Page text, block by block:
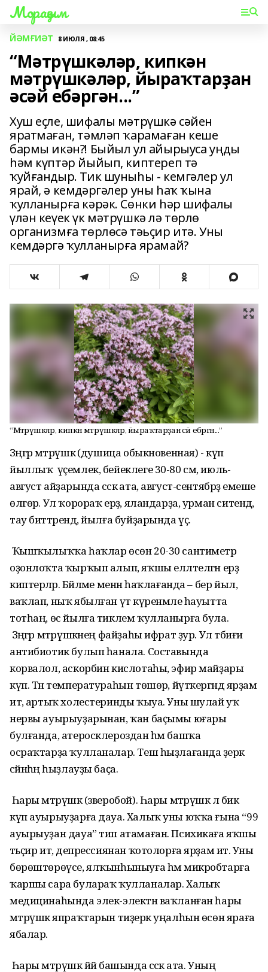
Мораҙым
ЙӘМҒИӘТ 8 ИЮЛЯ , 08:45
“Мәтрүшкәләр, кипкән
мәтрүшкәләр, йыраҡтарҙан
әсәй ебәргән...”
Хуш еҫле, шифалы мәтрүшкә сәйен
яратмаған, тәмләп ҡарамаған кеше
бармы икән?! Быйыл ул айырыуса уңды
һәм күптәр йыйып, киптереп тә
ҡуйғандыр. Тик шуныһы - кемгәлер ул
ярай, ә кемдәргәлер уны һаҡ ҡына
ҡулланырға кәрәк. Сөнки һәр шифалы
үлән кеүек үк мәтрүшкә лә төрлө
организмға төрлөсә тәьҫир итә. Уны
кемдәргә ҡулланырға ярамай?
“Мәтрүшкәләр, кипкән мәтрүшкәләр, йыраҡтарҙан әсәй ебәргән...”
Зәңгәр мәтрүшкә (душица обыкновенная) - күп
йыллыҡ үҫемлек, бейеклеге 30-80 см, июль-
август айҙарында сәскә ата, август-сентябрҙә емеше
өлгөрә. Ул ҡорораҡ ерҙә, яландарҙа, урман ситендә,
тау биттәрендә, йылға буйҙарында үҫә.
Ҡышҡылыҡҡа һаҡлар өсөн 20-30 сантиметр
оҙонлоҡта ҡырҡып алып, яҡшы елләтелгән ерҙә
киптерәләр. Бәйләме менән һаҡлағанда – бер йыл,
ваҡлап, ныҡ ябылған үтә күренмәле һауытта
тотһаң, өс йылға тиклем ҡулланырға була.
Зәңгәр мәтрүшкәнең файҙаһы ифрат ҙур. Ул тәбиғи
антибиотик булып һанала. Сос­тавында
корвалол, аскорбин кисло­таһы, эфир майҙары
күп. Тән температураһын төшөрә, йүткергәндә ярҙам
итә, артыҡ холестеринды ҡыуа. Уны шулай уҡ
нервы ауырыуҙарынан, ҡан баҫымы юғары
булғанда, атеросклероздан һәм башҡа
осраҡтарҙа ҡулланалар. Теш һыҙлағанда әҙерәк
сәйнәһәң һыҙлауҙы баҫа.
Һары мәтрүшкә (зверобой). Һары мәтрүшкә лә бик
күп ауырыуҙарға дауа. Халыҡ уны юҡҡа ғына “99
ауырыуҙан дауа” тип атамаған. Психикаға яҡшы
тәьҫир итә, депрессиянан ҡотолорға ярҙам итә. Уны
бөрөштөрөүсе, ялҡынһыныуға һәм микробтарға
ҡаршы сара булараҡ ҡулланалар. Халыҡ
медицинаһында элек-электән ваҡланған һары
мәтрүшкә япраҡтарын тиҙерәк уңалһын өсөн яраға
ябалар.
Һары мәтрүшкә йәй башында сәскә ата. Уның